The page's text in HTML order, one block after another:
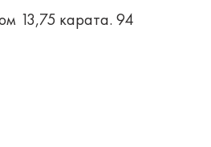
13,75 карата. 94